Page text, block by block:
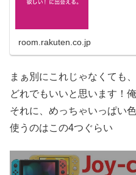
room.rakuten.co.jp
まぁ別にこれじゃなくても
どれでもいいと思います！
それに、めっちゃいっぱい
使うのはこの4つぐらい